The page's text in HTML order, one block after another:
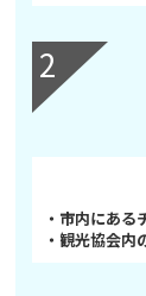
2
・市内にあ
・観光協会